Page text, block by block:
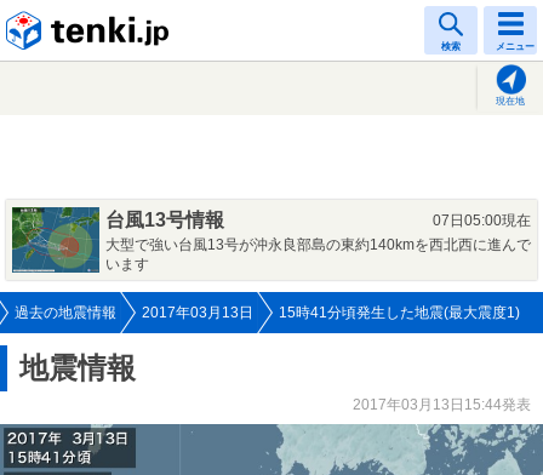
検索 メニュー
現在地
台風13号情報
07日05:00現在
大型で強い台風13号が沖永良部島の東約140kmを西北西に進んで
います
過去の地震情報 2017年03月13日 15時41分頃発生した地震(最大震度1)
地震情報
2017年03月13日15:44発表